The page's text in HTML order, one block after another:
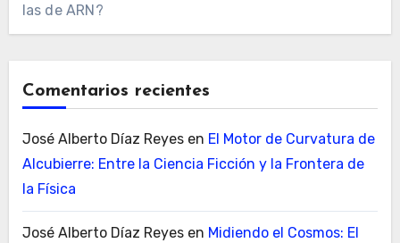
las de ARN?
Comentarios recientes
José Alberto Díaz Reyesen El Motor de Curvatura de
Alcubierre: Entre la Ciencia Ficción y la Frontera de
la Física
José Alberto Díaz Reyesen Midiendo el Cosmos: El